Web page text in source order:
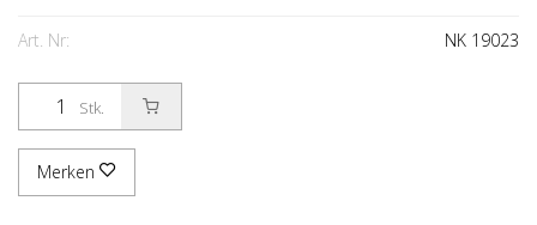
Art. Nr: NK 19023
Stk.
Merken